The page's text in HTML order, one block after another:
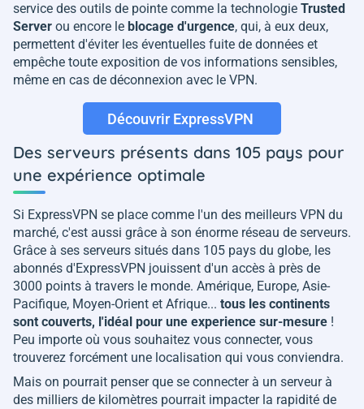
service des outils de pointe comme la technologie Trusted
Server ou encore le blocage d'urgence, qui, à eux deux,
permettent d'éviter les éventuelles fuite de données et
empêche toute exposition de vos informations sensibles,
même en cas de déconnexion avec le VPN.
Découvrir ExpressVPN
Des serveurs présents dans 105 pays pour
une expérience optimale
Si ExpressVPN se place comme l'un des meilleurs VPN du
marché, c'est aussi grâce à son énorme réseau de serveurs.
Grâce à ses serveurs situés dans 105 pays du globe, les
abonnés d'ExpressVPN jouissent d'un accès à près de
3000 points à travers le monde. Amérique, Europe, Asie-
Pacifique, Moyen-Orient et Afrique... tous les continents
sont couverts, l'idéal pour une experience sur-mesure !
Peu importe où vous souhaitez vous connecter, vous
trouverez forcément une localisation qui vous conviendra.
Mais on pourrait penser que se connecter à un serveur à
des milliers de kilomètres pourrait impacter la rapidité de